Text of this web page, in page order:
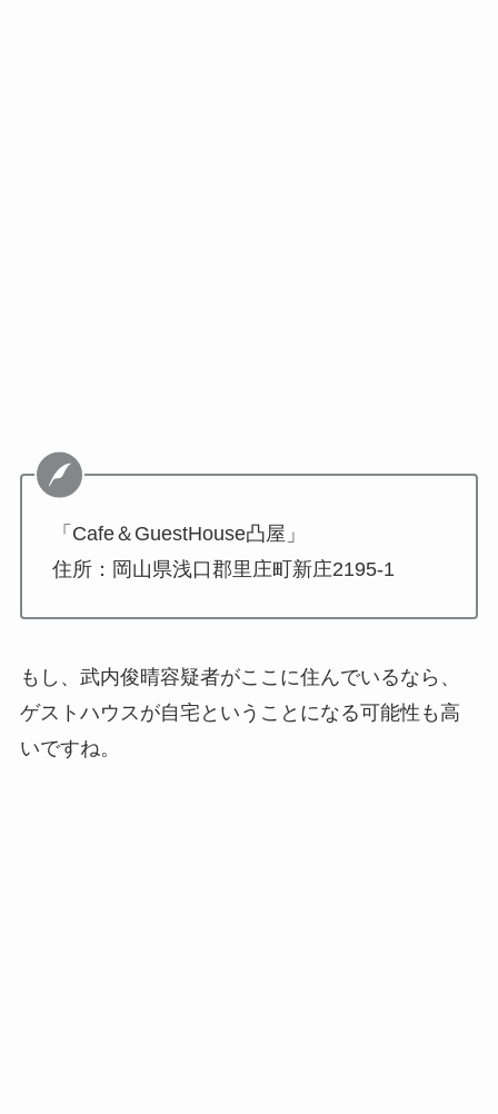
「Cafe＆GuestHouse凸屋」
住所：岡山県浅口郡里庄町新庄2195-1
もし、武内俊晴容疑者がここに住んでいるなら、
ゲストハウスが自宅ということになる可能性も高
いですね。